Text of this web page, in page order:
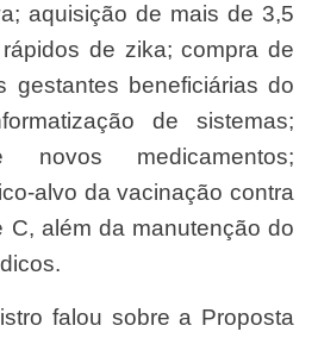
aquisição de mais de 3,5
de zika; compra de
gestantes beneficiárias do
de sistemas;
novos medicamentos;
alvo da vacinação contra
C, além da manutenção do
falou sobre a Proposta